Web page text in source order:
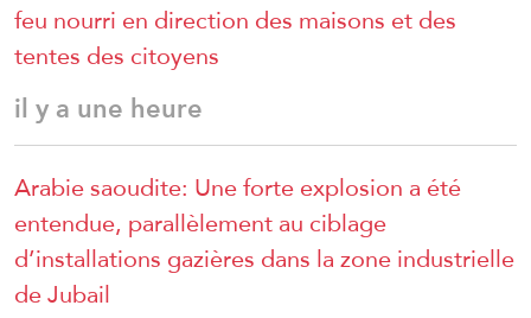
feu nourri en direction des maisons et des
tentes des citoyens
il y a une heure
Arabie saoudite: Une forte explosion a été
entendue, parallèlement au ciblage
d’installations gazières dans la zone industrielle
de Jubail